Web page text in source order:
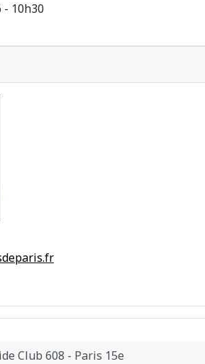
- 10h30
Club 608 - Paris 15e